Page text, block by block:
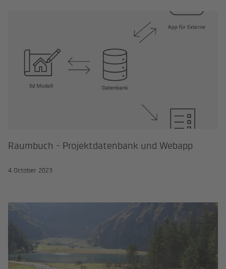
Raumbuch - Projektdatenbank
Raumbuch - Projektdatenbank und Webapp
4 October 2023
Salzach - Hochwasserschutz